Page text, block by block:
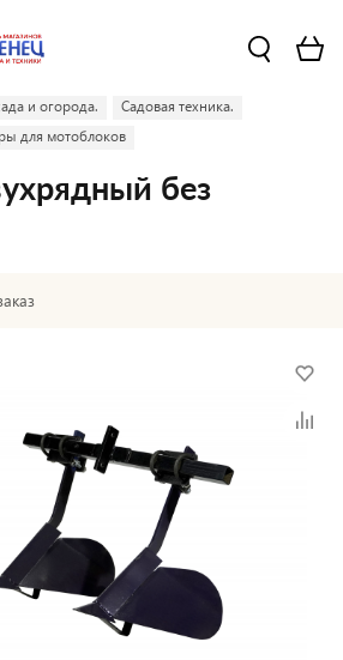
и огорода.
Садовая техника.
для мотоблоков
без